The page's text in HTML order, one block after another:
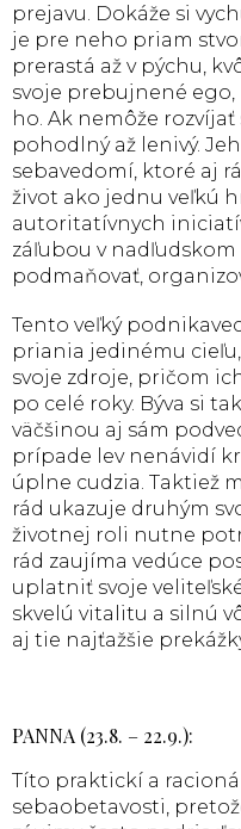
prejavu. Dokáže si
je pre neho priam
prerastá až v pýchu,
svoje prebujnené
ho. Ak nemôže
pohodlný až lenivý.
sebavedomí, ktoré aj
život ako jednu veľkú
autoritatívnych
záľubou v nadľudskom
podmaňovať,
Tento veľký
priania jedinému
svoje zdroje, pričom
po celé roky. Býva si
väčšinou aj sám
prípade lev nenávidí
úplne cudzia. Taktiež
rád ukazuje druhým
životnej roli nutne
rád zaujíma vedúce
uplatniť svoje
skvelú vitalitu a silnú
aj tie najťažšie
PANNA (23.8. – 22.9.):
Títo praktickí a
sebaobetavosti,